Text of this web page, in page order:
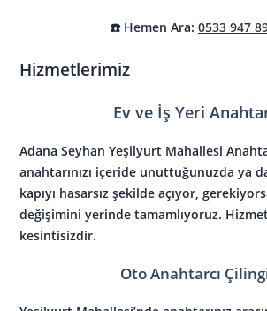
☎️ Hemen Ara: 0533 947
Hizmetlerimiz
Ev ve İş Yeri
Adana Seyhan Yeşilyurt Mahallesi
anahtarınızı içeride unuttuğunuzda ya
kapıyı hasarsız şekilde açıyor,
değişimini yerinde tamamlıyoruz.
kesintisizdir.
Oto Anahtarcı